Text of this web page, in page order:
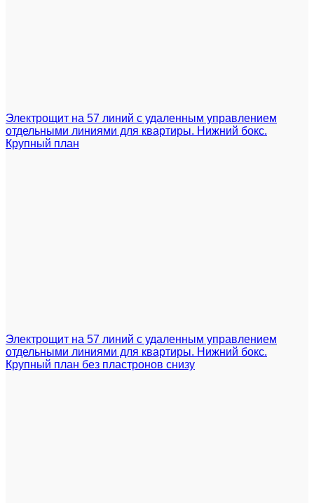
Электрощит на 57 линий с удаленным управлением
отдельными линиями для квартиры. Нижний бокс.
Крупный план
Электрощит на 57 линий с удаленным управлением
отдельными линиями для квартиры. Нижний бокс.
Крупный план без пластронов снизу